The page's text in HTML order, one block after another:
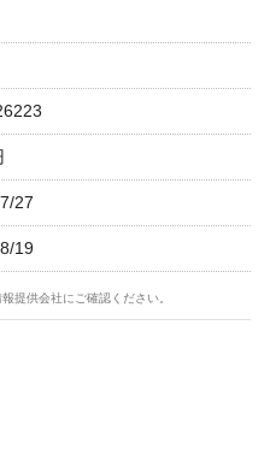
27
19
提供会社にご確認ください。